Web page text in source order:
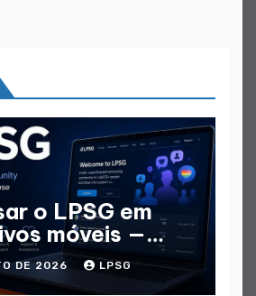
o LPSG em
móveis —
completo
DE 2026 LPSG